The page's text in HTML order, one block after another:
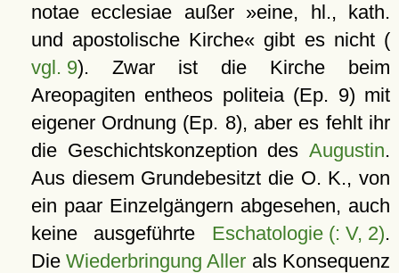
notae ecclesiae außer »eine, hl., kath.
und apostolische Kirche« gibt es nicht (
vgl. 9). Zwar ist die Kirche beim
Areopagiten entheos politeia (Ep. 9) mit
eigener Ordnung (Ep. 8), aber es fehlt ihr
die Geschichtskonzeption des Augustin.
Aus diesem Grundebesitzt die O. K., von
ein paar Einzelgängern abgesehen, auch
keine ausgeführte Eschatologie (: V, 2).
DieWiederbringung Aller als Konsequenz